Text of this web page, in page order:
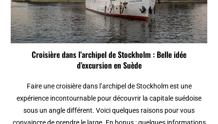
Croisière dans l’archipel de Stockholm : Belle idée
d’excursion en Suède
Faire une croisière dans l’archipel de Stockholm est une
expérience incontournable pour découvrir la capitale suédoise
sous un angle différent. Voici quelques raisons pour vous